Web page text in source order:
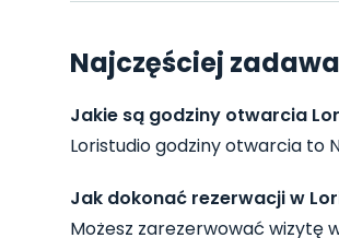
Najczęściej
Jakie są godziny otwarcia
Loristudio godziny otwarcia to
Jak dokonać rezerwacji w
Możesz zarezerwować wizytę